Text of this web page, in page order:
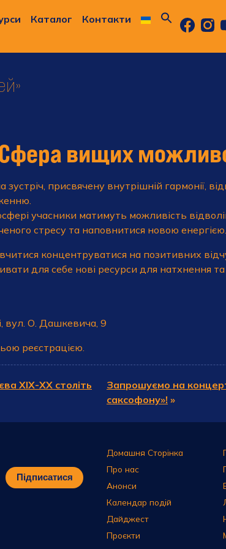
Каталог Контакти
вищих
зустріч, присвячену внутрішній гармонії,
учасники матимуть можливість
стресу та наповнитися новою енергією.
концентруватися на позитивних
для себе нові ресурси для натхнення
вул. О. Дашкевича, 9
реєстрацією.
XIX-XX століть
Запрошуємо на
саксофону»! »
Підписатися
Домашня Сторінка
Про нас
Анонси
Календар подій
Дайджест
Проєкти